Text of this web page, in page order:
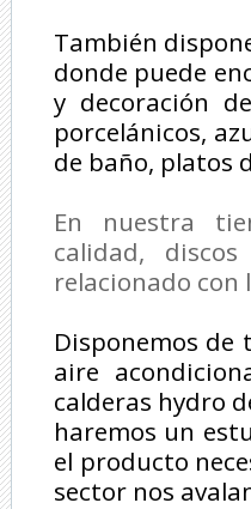
También
donde puede
y decoración
porcelánicos,
de baño, platos
En nuestra
calidad,
relacionado con
Disponemos
aire
calderas hydro
haremos un
el producto
sector nos